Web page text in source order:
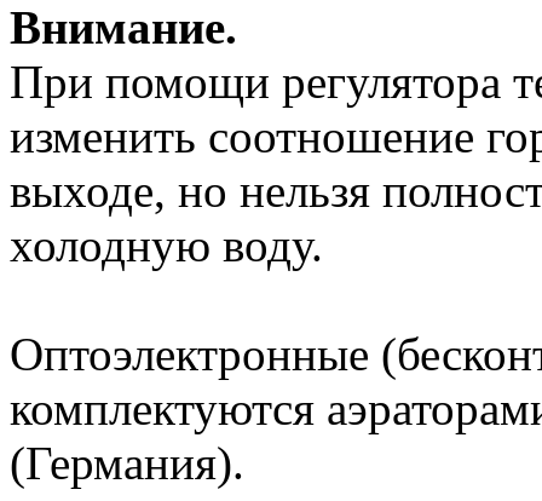
Внимание.
При помощи регулятора
изменить соотношение
выходе, но нельзя
холодную воду.
Оптоэлектронные
комплектуются
(Германия).